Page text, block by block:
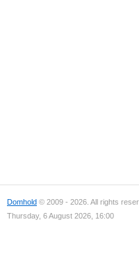
Domhold © 2009 - 2026. All rights
Thursday, 6 August 2026, 16:00